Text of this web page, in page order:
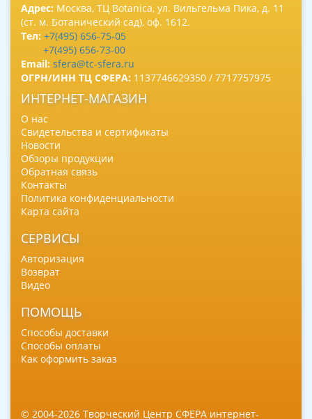
Адрес: Москва, ТЦ Botanica, ул. Вильгельма Пика, д. 11
(ст. м. Ботанический сад), оф. 1612.
Тел: +7(495) 656-75-05
+7(495) 656-73-00
Email: sfera@tc-sfera.ru
ОГРН/ИНН ТЦ СФЕРА: 1137746629350 / 7717757975
ИНТЕРНЕТ-МАГАЗИН
О нас
Свидетельства и сертификаты
Новости
Обзоры продукции
Обратная связь
Контакты
Политика конфиденциальности
Карта сайта
СЕРВИСЫ
Авторизация
Возврат
Видео
ПОМОЩЬ
Способы доставки
Способы оплаты
Как оформить заказ
© 2004-2026 Творческий Центр СФЕРА интернет-